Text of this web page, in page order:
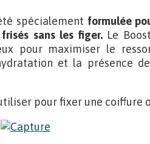
spécialement formulée
sans les figer. Le
pour maximiser le
et la présence
pour fixer une coiffure